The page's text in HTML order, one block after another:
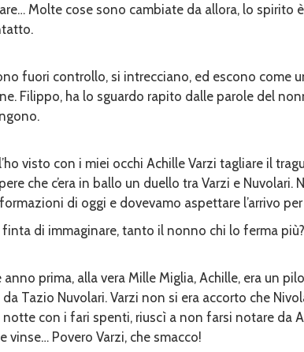
Molte cose sono cambiate da allora, lo spirito
fuori controllo, si intrecciano, ed escono come
Filippo, ha lo sguardo rapito dalle parole del
l’ho visto con i miei occhi Achille Varzi tagliare il
che c’era in ballo un duello tra Varzi e Nuvolari.
di oggi e dovevamo aspettare l’arrivo
di immaginare, tanto il nonno chi lo ferma più?
anno prima, alla vera Mille Miglia, Achille, era un
Tazio Nuvolari. Varzi non si era accorto che
notte con i fari spenti, riuscì a non farsi notare da
vinse… Povero Varzi, che smacco!